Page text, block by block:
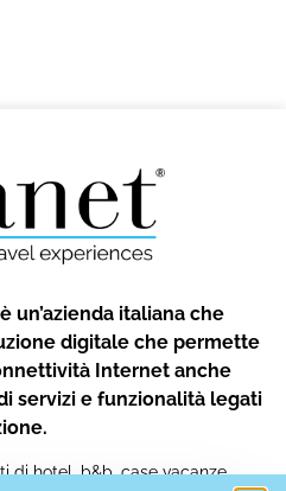
un’azienda italiana che
digitale che permette
Internet anche
servizi e funzionalità legati
di hotel, b&b, case vacanze,